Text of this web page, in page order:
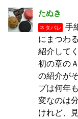
たぬき
ネタバレ
手
にまつわ
紹介して
初の章の
の紹介が
プは何年
変なのは
けれど、